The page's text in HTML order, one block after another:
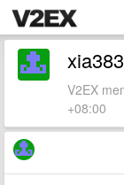
V2EX
+08:00